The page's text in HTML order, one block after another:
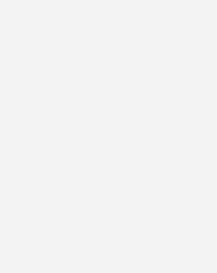
in südaustralischem Solarpark.